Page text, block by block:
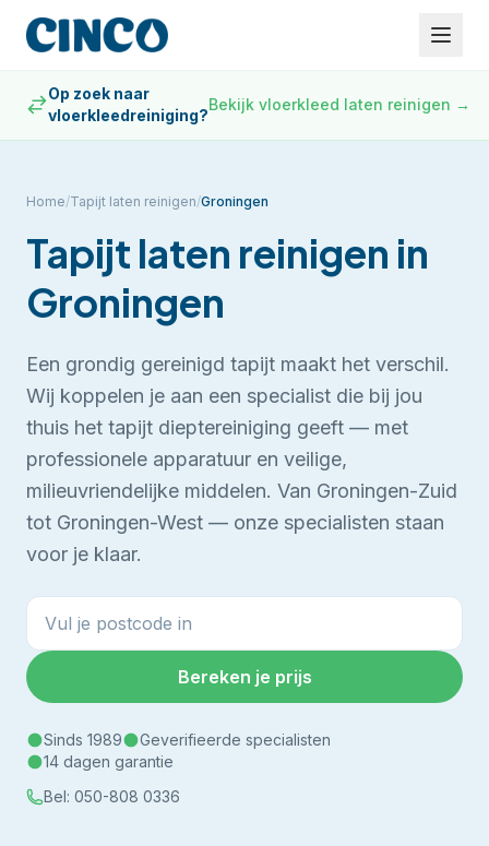
Op zoek naar
vloerkleedreiniging?
Bekijk vloerkleed laten reinigen →
Home/Tapijt laten reinigen/Groningen
Tapijt laten reinigen in
Groningen
Een grondig gereinigd tapijt maakt het verschil.
Wij koppelen je aan een specialist die bij jou
thuis het tapijt dieptereiniging geeft — met
professionele apparatuur en veilige,
milieuvriendelijke middelen. Van Groningen-Zuid
tot Groningen-West — onze specialisten staan
voor je klaar.
Bereken je prijs
Sinds 1989
Geverifieerde specialisten
14 dagen garantie
Bel: 050-808 0336